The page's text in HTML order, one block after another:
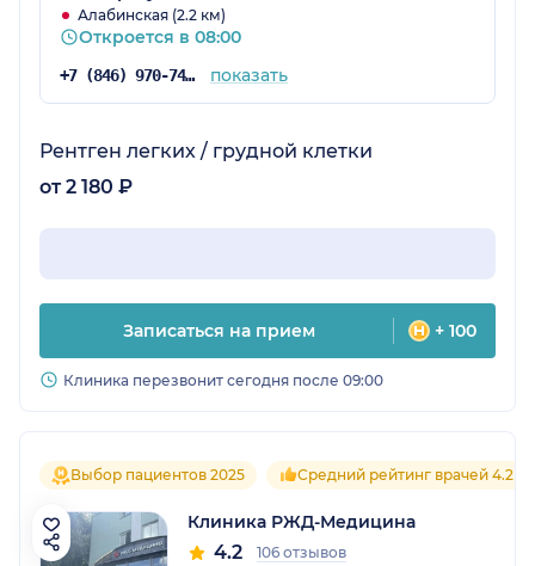
Алабинская (2.2 км)
Откроется в 08:00
+7 (846) 970-74-07 показать
Рентген легких / грудной клетки
от 2 180 ₽
Записаться на прием + 100
Клиника перезвонит сегодня после 09:00
Выбор пациентов 2025 Средний рейтинг врачей 4.2
Клиника РЖД-Медицина
4.2 106 отзывов